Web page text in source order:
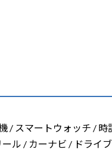
/ スマートウォッチ / 時
ル / カーナビ / ドライ